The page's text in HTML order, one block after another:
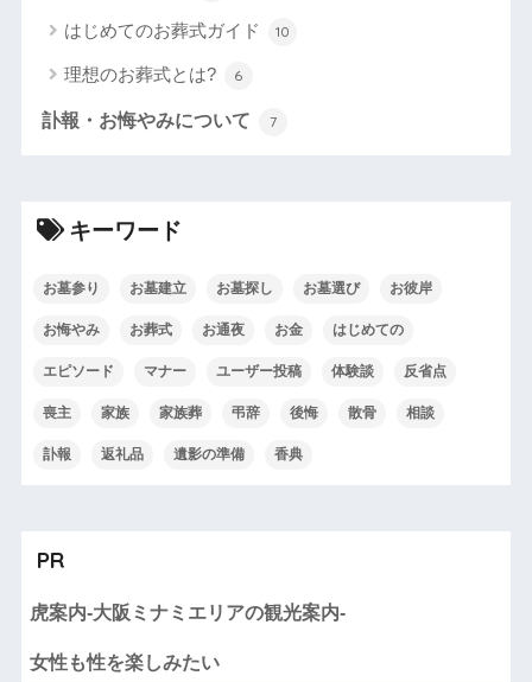
はじめてのお葬式ガイド 10
理想のお葬式とは? 6
訃報・お悔やみについて 7
キーワード
お墓参り お墓建立 お墓探し お墓選び お彼岸
お悔やみ お葬式 お通夜 お金 はじめての
エピソード マナー ユーザー投稿 体験談 反省点
喪主 家族 家族葬 弔辞 後悔 散骨 相談
訃報 返礼品 遺影の準備 香典
PR
虎案内-大阪ミナミエリアの観光案内-
女性も性を楽しみたい